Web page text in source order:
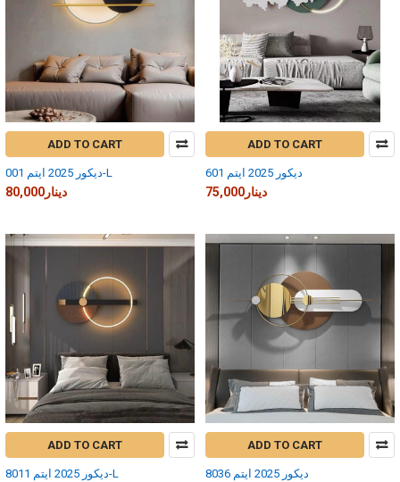
ADD TO CART
ديكور 2025 ايتم 001-L
80,000دينار
ADD TO CART
ديكور 2025 ايتم 601
75,000دينار
ADD TO CART
ديكور 2025 ايتم 8011-L
ADD TO CART
ديكور 2025 ايتم 8036